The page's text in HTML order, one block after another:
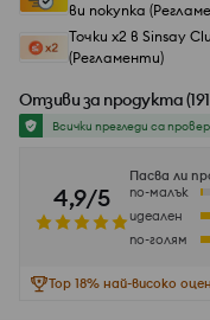
ви покупка
Точки x2 в Sinsay
(Регламенти)
Отзиви за продукта(191
Всички прегледи са
4,9/5
Пасва ли
по-малък
идеален
по-голям
Top 18% най-високо